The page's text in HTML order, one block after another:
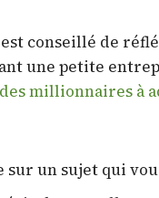
conseillé de
une petite
millionnaires à
un sujet qui